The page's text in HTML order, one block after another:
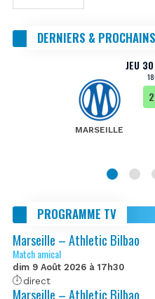
DERNIERS &
JEU
MARSEILLE
2
PROGRAMME TV
Marseille – Athletic Bilbao
Match amical
dim 9 Août 2026 à 17h30
direct
Marseille – Athletic Bilbao